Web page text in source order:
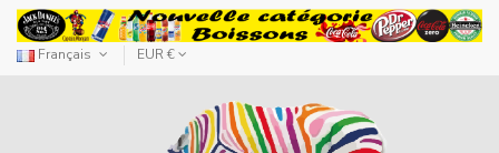
Français EUR €